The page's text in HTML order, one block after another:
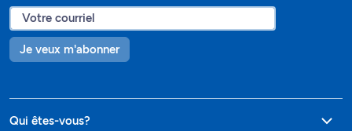
Je veux m'abonner
Qui êtes-vous?